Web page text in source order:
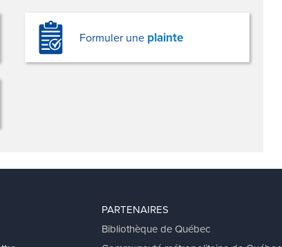
Formuler une plainte
PARTENAIRES
Bibliothèque de Québec